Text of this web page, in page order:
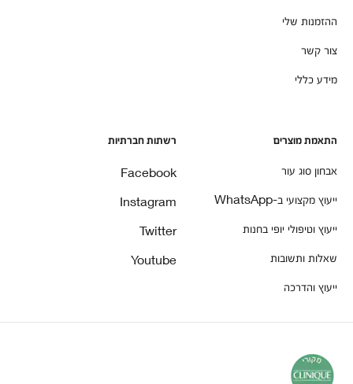
ההזמנות שלי
צור קשר
מידע כללי
התאמת מוצרים
אבחון סוג עור
ייעוץ מקצועי ב-WhatsApp
ייעוץ וטיפולי יופי בחנות
שאלות ותשובות
ייעוץ והדרכה
רשתות חברתיות
Facebook
Instagram
Twitter
Youtube